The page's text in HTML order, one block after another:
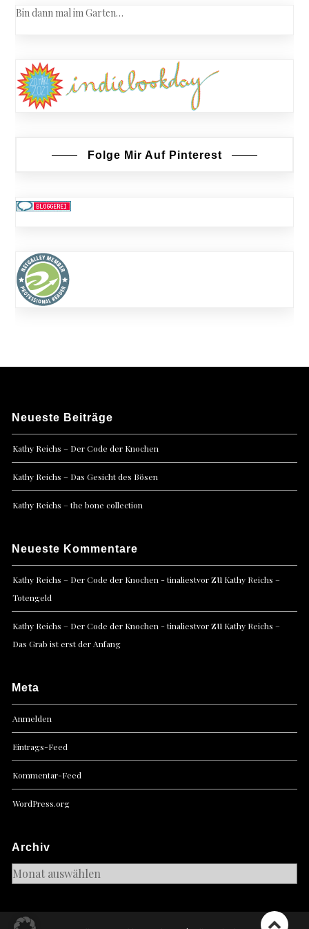
Bin dann mal im Garten…
Folge Mir Auf Pinterest
Neueste Beiträge
Kathy Reichs – Der Code der Knochen
Kathy Reichs – Das Gesicht des Bösen
Kathy Reichs – the bone collection
Neueste Kommentare
Kathy Reichs – Der Code der Knochen - tinaliestvorzu Kathy Reichs –
Totengeld
Kathy Reichs – Der Code der Knochen - tinaliestvorzu Kathy Reichs –
Das Grab ist erst der Anfang
Meta
Anmelden
Eintrags-Feed
Kommentar-Feed
WordPress.org
Archiv
Archiv